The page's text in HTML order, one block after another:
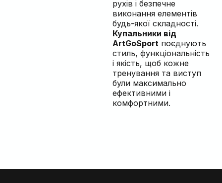
рухів і безпечне
виконання елементів
будь-якої складності.
Купальники від
ArtGoSportпоєднують
стиль, функціональність
і якість, щоб кожне
тренування та виступ
були максимально
ефективними і
комфортними.